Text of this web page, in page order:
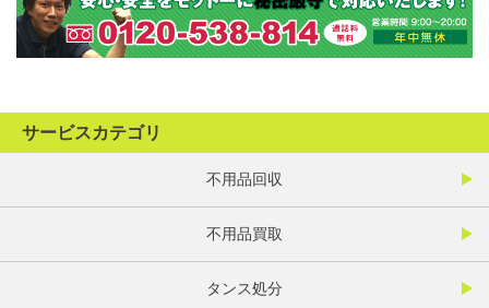
サービスカテゴリ
不用品回収
不用品買取
タンス処分